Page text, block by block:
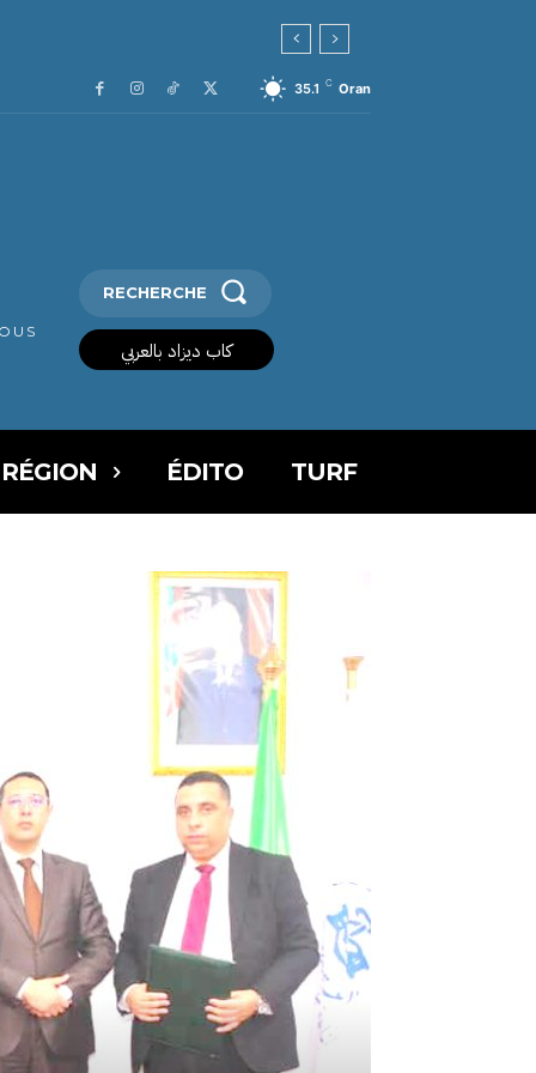
35.1 C Oran
RECHERCHE
كاب ديزاد بالعربي
ÉDITO TURF